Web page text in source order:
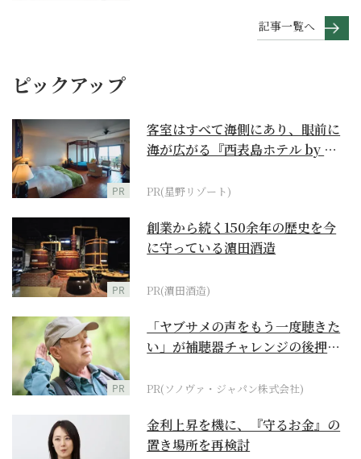
記事一覧へ
ピックアップ
PR
客室はすべて海側にあり、眼前に
海が広がる『西表島ホテル by 星
PR(星野リゾート)
PR
創業から続く150余年の歴史を今
に守っている濵田酒造
PR(濵田酒造)
PR
「ヤブサメの声をもう一度聴きた
い」が補聴器チャレンジの後押し
PR(ソノヴァ・ジャパン株式会社)
金利上昇を機に、『守るお金』の
置き場所を再検討